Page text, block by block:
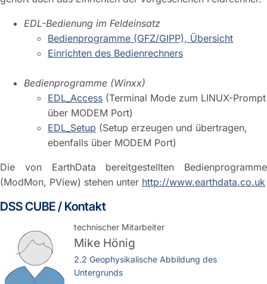
EDL-Bedienung im Feldeinsatz
Bedienprogramme (GFZ/GIPP), Übersicht
Einrichten des Bedienrechners
Bedienprogramme (Winxx)
EDL_Access (Terminal Mode zum LINUX-Prompt
über MODEM Port)
EDL_Setup (Setup erzeugen und übertragen,
ebenfalls über MODEM Port)
Die von EarthData bereitgestellten Bedienprogramme
(ModMon, PView) stehen unter http://www.earthdata.co.uk
DSS CUBE / Kontakt
technischer Mitarbeiter
Mike Hönig
2.2 Geophysikalische Abbildung des
Untergrunds